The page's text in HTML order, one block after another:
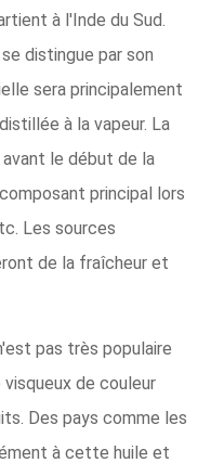
à l'Inde du Sud.
distingue par son
sera principalement
à la vapeur. La
le début de la
principal lors
Les sources
de la fraîcheur et
pas très populaire
de couleur
Des pays comme les
à cette huile et